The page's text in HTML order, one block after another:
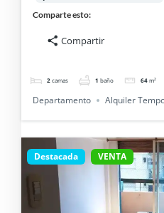
Comparte esto:
Compartir
2 camas 1 baño 64 m²
Departamento Alquiler
Destacada VENTA